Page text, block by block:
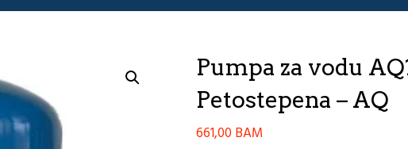
Pumpa za vodu
Petostepena – AQ
661,00 BAM